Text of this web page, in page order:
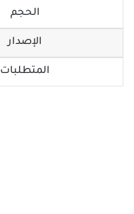
الحجم
الإصدار
المتطلبات